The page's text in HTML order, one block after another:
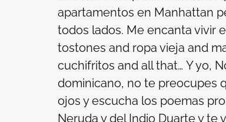
apartamentos en Manhattan
todos lados. Me encanta vivir
tostones and ropa vieja and
cuchifritos and all that… Y yo,
dominicano, no te preocupes
ojos y escucha los poemas
Neruda y del Indio Duarte y te